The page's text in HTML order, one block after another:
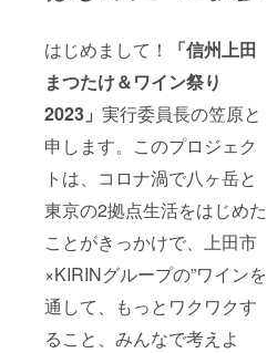
はじめまして！
「信州上田
まつたけ＆ワイン祭り
2023」 実行委員長の笠原と
申します。このプロジェク
トは、コロナ渦で八ヶ岳と
東京の2拠点生活をはじめた
ことがきっかけで、上田市
×KIRINグループの”ワインを
通して、もっとワクワクす
ること、みんなで考えよ